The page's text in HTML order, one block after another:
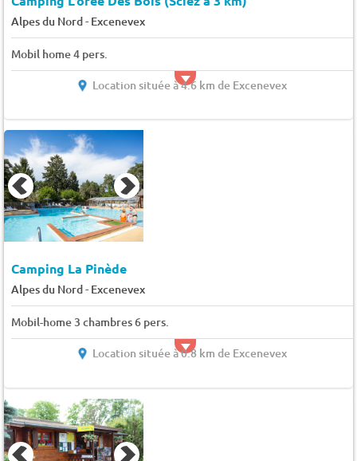
Alpes du Nord- Excenevex
Mobil home 4 pers.
Location située à 4.6 km de Excenevex
Camping La Pinède
Alpes du Nord- Excenevex
Mobil-home 3 chambres 6 pers.
Location située à 0.8 km de Excenevex